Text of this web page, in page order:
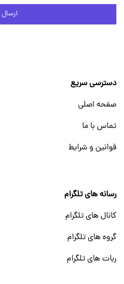
ارسال
دسترسی سریع
صفحه اصلی
تماس با ما
قوانین و شرایط
رسانه های تلگرام
کانال های تلگرام
گروه های تلگرام
ربات های تلگرام